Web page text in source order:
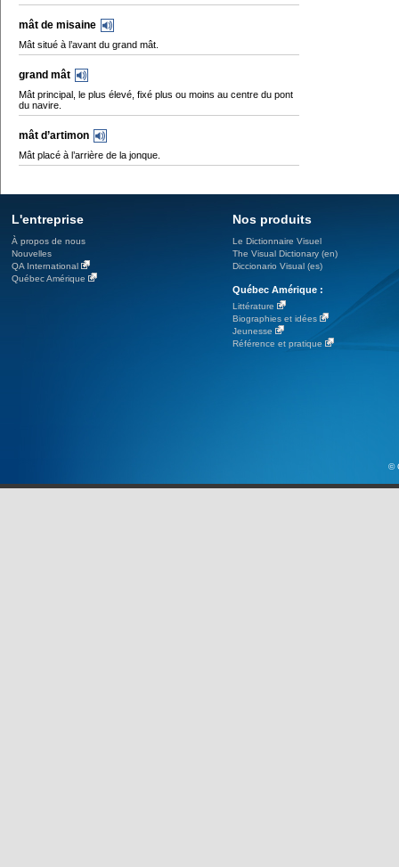
mât de misaine
Mât situé à l’avant du grand mât.
grand mât
Mât principal, le plus élevé, fixé plus ou moins au centre du pont
du navire.
mât d’artimon
Mât placé à l’arrière de la jonque.
L'entreprise
À propos de nous
Nouvelles
QA International
Québec Amérique
Nos produits
Le Dictionnaire Visuel
The Visual Dictionary (en)
Diccionario Visual (es)
Québec Amérique :
Littérature
Biographies et idées
Jeunesse
Référence et pratique
©